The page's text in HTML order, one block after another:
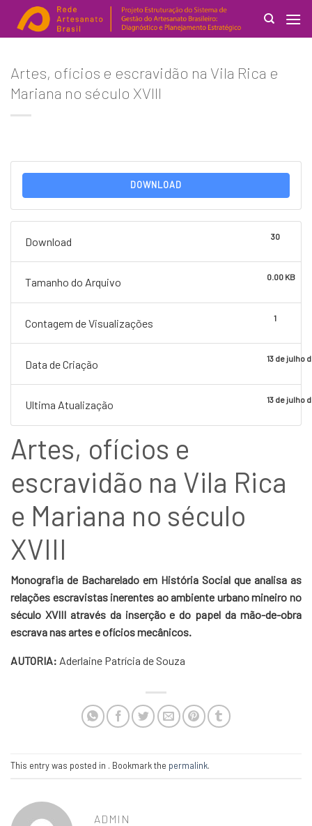
for:
Artes, ofícios e escravidão na Vila Rica e
Mariana no século XVIII
DOWNLOAD
Download 30
Tamanho do Arquivo 0.00 KB
Contagem de Visualizações 1
Data de Criação 13 de julho
Ultima Atualização 13 de julho
Artes, ofícios e
escravidão na Vila Rica
e Mariana no século
XVIII
Monografia de Bacharelado em História Social que analisa as
relações escravistas inerentes ao ambiente urbano mineiro no
século XVIII através da inserção e do papel da mão-de-obra
escrava nas artes e ofícios mecânicos.
AUTORIA: Aderlaine Patrícia de Souza
This entry was posted in . Bookmark the permalink.
ADMIN